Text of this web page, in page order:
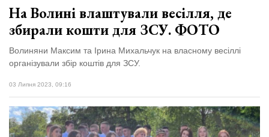
На Волині влаштували весілля, де
збирали кошти для ЗСУ. ФОТО
Волиняни Максим та Ірина Михальчук на власному весіллі
організували збір коштів для ЗСУ.
03 Липня 2023, 09:16